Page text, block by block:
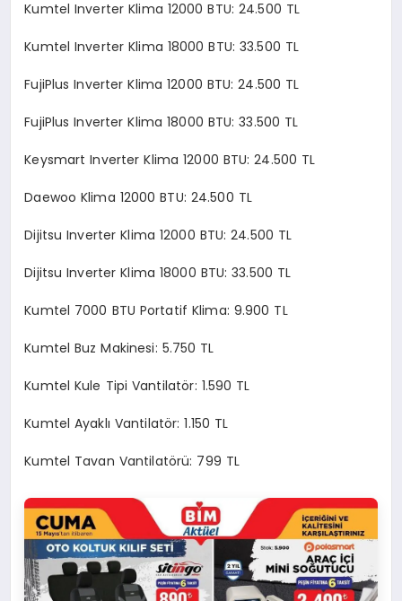
Kumtel Inverter Klima 12000 BTU: 24.500 TL
Kumtel Inverter Klima 18000 BTU: 33.500 TL
FujiPlus Inverter Klima 12000 BTU: 24.500 TL
FujiPlus Inverter Klima 18000 BTU: 33.500 TL
Keysmart Inverter Klima 12000 BTU: 24.500 TL
Daewoo Klima 12000 BTU: 24.500 TL
Dijitsu Inverter Klima 12000 BTU: 24.500 TL
Dijitsu Inverter Klima 18000 BTU: 33.500 TL
Kumtel 7000 BTU Portatif Klima: 9.900 TL
Kumtel Buz Makinesi: 5.750 TL
Kumtel Kule Tipi Vantilatör: 1.590 TL
Kumtel Ayaklı Vantilatör: 1.150 TL
Kumtel Tavan Vantilatörü: 799 TL